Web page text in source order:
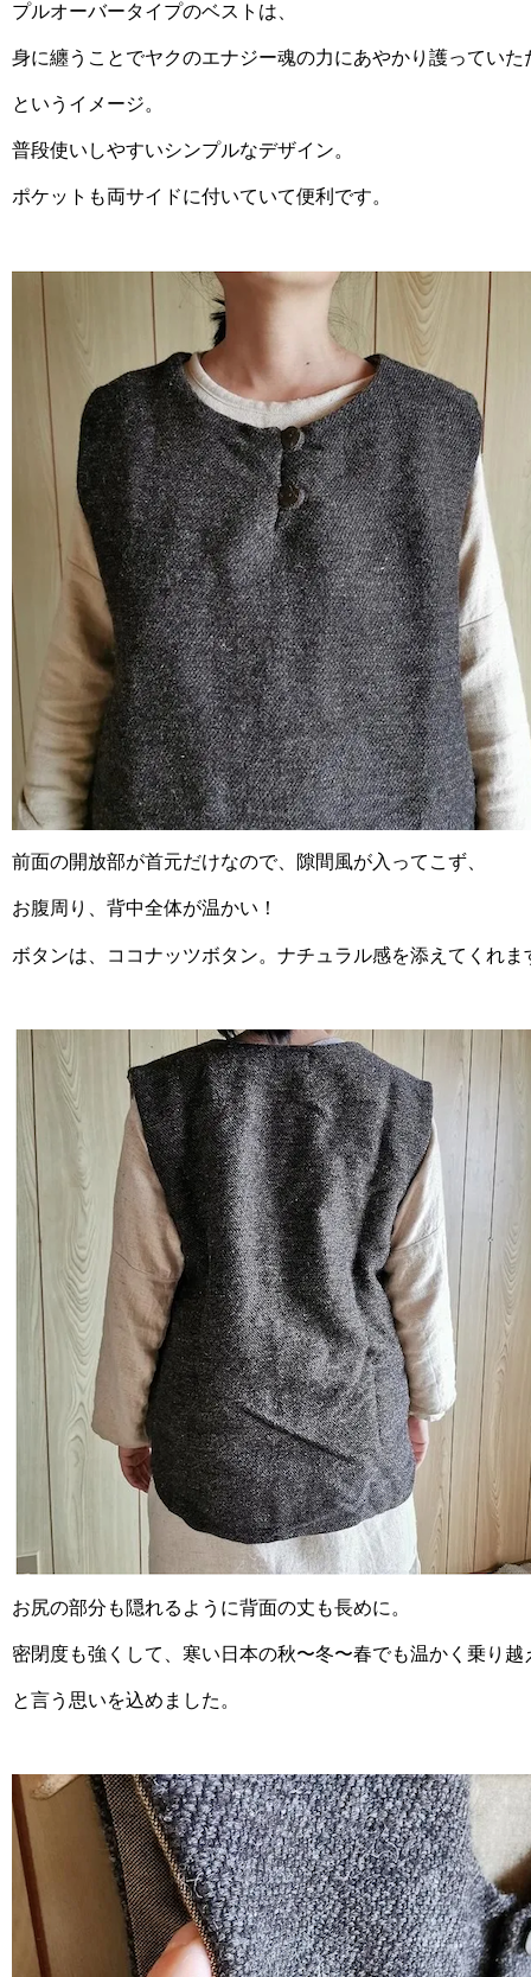
プルオーバータイプのベストは、
身に纏うことでヤクのエナジー魂の力にあやかり護っていた
というイメージ。
普段使いしやすいシンプルなデザイン。
ポケットも両サイドに付いていて便利です。
前面の開放部が首元だけなので、 隙間風が入ってこず、
お腹周り、背中全体が温かい！
ボタンは、ココナッツボタン。ナチュラル感を添えてくれま
お尻の部分も隠れるように背面の丈も長めに。
密閉度も強くして、寒い日本の秋〜冬〜春でも温かく乗り
と言う思いを込めました。